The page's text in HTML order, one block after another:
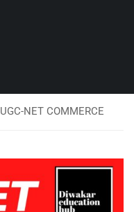
UGC-NET COMMERCE